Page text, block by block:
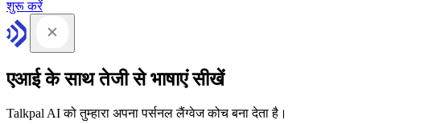
शुरू करें
एआई के साथ तेजी से भाषाएं सीखें
Talkpal AI को तुम्हारा अपना पर्सनल लैंग्वेज कोच बना देता है।